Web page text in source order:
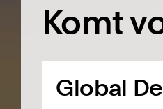
Komt
Global